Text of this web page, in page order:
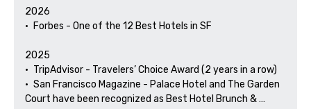
2026
•	Forbes - One of the 12 Best Hotels in SF
2025
•	TripAdvisor - Travelers’ Choice Award (2 years in a row)
•	San Francisco Magazine - Palace Hotel and The Garden
Court have been recognized as Best Hotel Brunch &